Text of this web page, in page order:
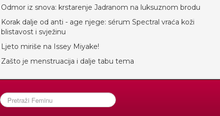
Odmor iz snova: krstarenje Jadranom na luksuznom brodu
Korak dalje od anti - age njege: sérum Spectral vraća koži
blistavost i svježinu
Ljeto miriše na Issey Miyake!
Zašto je menstruacija i dalje tabu tema